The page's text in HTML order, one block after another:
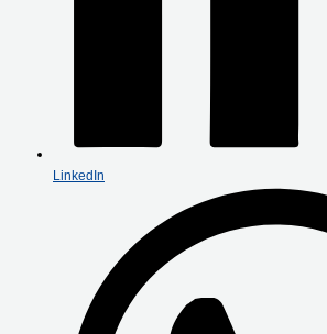
LinkedIn